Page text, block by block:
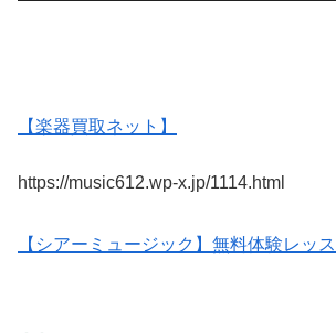
【楽器買取ネット】
https://music612.wp-x.jp/1114.html
【シアーミュージック】無料体験レッ